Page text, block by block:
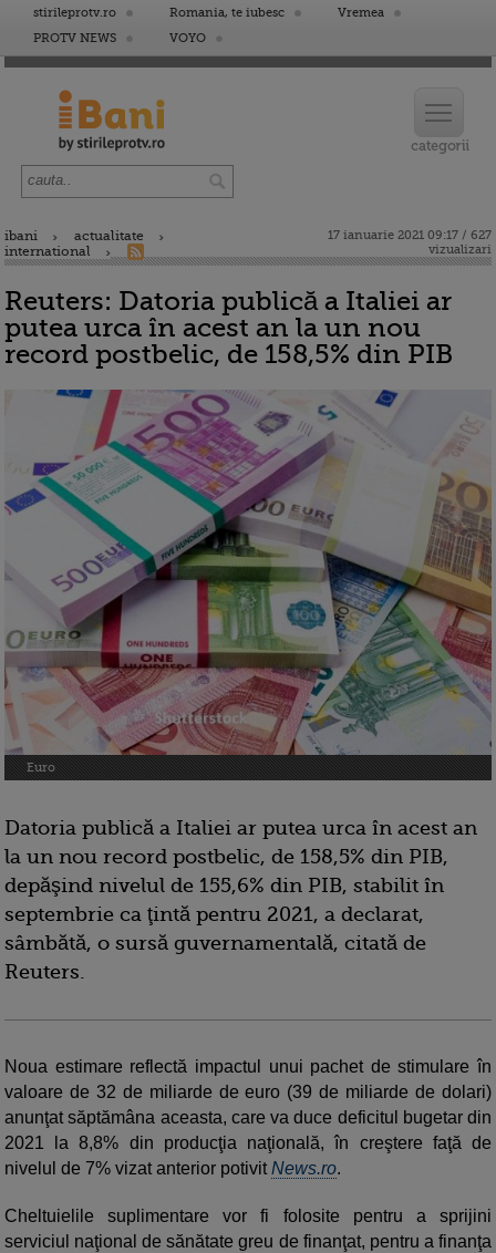
stirileprotv.ro Romania, te iubesc
Vremea
PROTV NEWS
VOYO
ibani
actualitate
international
17 ianuarie 2021 09:17 / 627
vizualizari
Reuters: Datoria publică a Italiei ar
putea urca în acest an la un nou
record postbelic, de 158,5% din PIB
Euro
Datoria publică a Italiei ar putea urca în acest an
la un nou record postbelic, de 158,5% din PIB,
depăşind nivelul de 155,6% din PIB, stabilit în
septembrie ca ţintă pentru 2021, a declarat,
sâmbătă, o sursă guvernamentală, citată de
Reuters.
Noua estimare reflectă impactul unui pachet de stimulare în
valoare de 32 de miliarde de euro (39 de miliarde de dolari)
anunţat săptămâna aceasta, care va duce deficitul bugetar din
2021 la 8,8% din producţia naţională, în creştere faţă de
nivelul de 7% vizat anterior potivitNews.ro.
Cheltuielile suplimentare vor fi folosite pentru a sprijini
serviciul naţional de sănătate greu de finanţat, pentru a finanţa